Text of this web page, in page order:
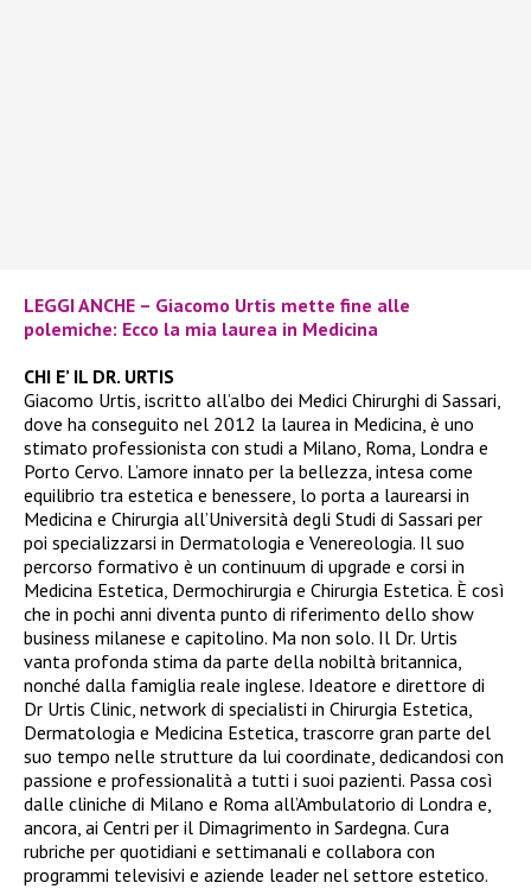
LEGGI ANCHE – Giacomo Urtis mette fine alle
polemiche: Ecco la mia laurea in Medicina
CHI E’ IL DR. URTIS
Giacomo Urtis, iscritto all’albo dei Medici Chirurghi di Sassari,
dove ha conseguito nel 2012 la laurea in Medicina, è uno
stimato professionista con studi a Milano, Roma, Londra e
Porto Cervo. L’amore innato per la bellezza, intesa come
equilibrio tra estetica e benessere, lo porta a laurearsi in
Medicina e Chirurgia all’Università degli Studi di Sassari per
poi specializzarsi in Dermatologia e Venereologia. Il suo
percorso formativo è un continuum di upgrade e corsi in
Medicina Estetica, Dermochirurgia e Chirurgia Estetica. È così
che in pochi anni diventa punto di riferimento dello show
business milanese e capitolino. Ma non solo. Il Dr. Urtis
vanta profonda stima da parte della nobiltà britannica,
nonché dalla famiglia reale inglese. Ideatore e direttore di
Dr Urtis Clinic, network di specialisti in Chirurgia Estetica,
Dermatologia e Medicina Estetica, trascorre gran parte del
suo tempo nelle strutture da lui coordinate, dedicandosi con
passione e professionalità a tutti i suoi pazienti. Passa così
dalle cliniche di Milano e Roma all’Ambulatorio di Londra e,
ancora, ai Centri per il Dimagrimento in Sardegna. Cura
rubriche per quotidiani e settimanali e collabora con
programmi televisivi e aziende leader nel settore estetico.